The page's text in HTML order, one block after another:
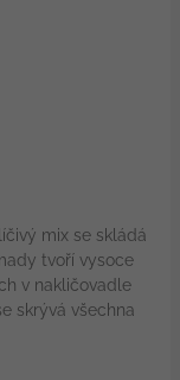
mix se skládá
tvoří vysoce
v nakličovadle
skrývá všechna